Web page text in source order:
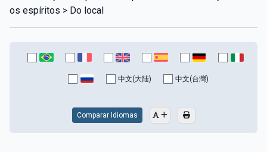
os espíritos > Do local
中文(大陆) 中文(台灣)
Comparar Idiomas